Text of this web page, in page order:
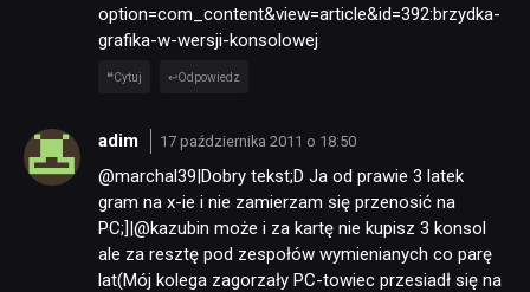
option=com_content&view=article&id=392:brzydka-
grafika-w-wersji-konsolowej
Cytuj Odpowiedz
adim 17 października 2011 o 18:50
@marchal39|Dobry tekst;D Ja od prawie 3 latek
gram na x-ie i nie zamierzam się przenosić na
PC;]|@kazubin może i za kartę nie kupisz 3 konsol
ale za resztę pod zespołów wymienianych co parę
lat(Mój kolega zagorzały PC-towiec przesiadł się na